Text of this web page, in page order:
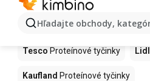
Hľadajte obchody,
Proteínové tyčinky v
kúpiť?
Tesco Proteínové tyčinky Lidl
Kaufland Proteínové tyčinky